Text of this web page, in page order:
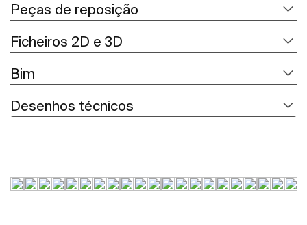
Peças de reposição
Ficheiros 2D e 3D
Bim
Desenhos técnicos